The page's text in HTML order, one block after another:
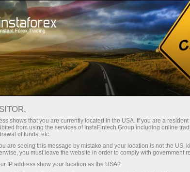
เปิดบัญชีเทรดทันที แพลตฟอร์มการเทรด
ผู้เริ่มต้นใหม่ สำหรับนักลงทุน สำหรับหุ้นส่วน
าร
shows that you are currently located in the USA. If you are a
from using the services of InstaFintech Group including online
of funds, etc.
are seeing this message by mistake and your location is not the US,
you must leave the website in order to comply with government
IP address show your location as the USA?